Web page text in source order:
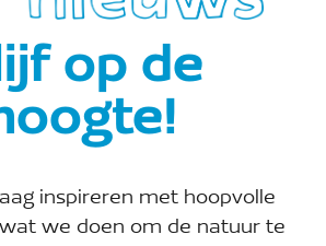
Pro-meeting! Het
werken we nog
uit, maar we kunnen
verklappen dat we
met A Rocha […]
Read More →
op de
inspireren met hoopvolle
we doen om de natuur te